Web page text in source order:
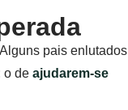
pais enlutados
o de ajudarem-se